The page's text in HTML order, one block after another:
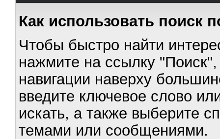
Как использовать поиск
Чтобы быстро найти
нажмите на ссылку
навигации наверху
введите ключевое слово
искать, а также выберите
темами или сообщениями.